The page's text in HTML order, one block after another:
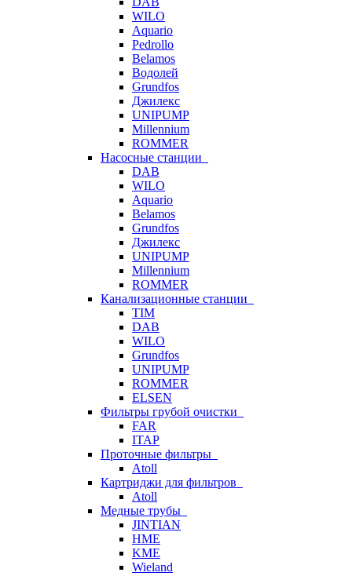
WILO
Aquario
Pedrollo
Belamos
Водолей
Grundfos
Джилекс
UNIPUMP
Millennium
ROMMER
Насосные станции
DAB
WILO
Aquario
Belamos
Grundfos
Джилекс
UNIPUMP
Millennium
ROMMER
Канализационные станции
TIM
DAB
WILO
Grundfos
UNIPUMP
ROMMER
ELSEN
Фильтры грубой очистки
FAR
ITAP
Проточные фильтры
Atoll
Картриджи для фильтров
Atoll
Медные трубы
JINTIAN
HME
KME
Wieland